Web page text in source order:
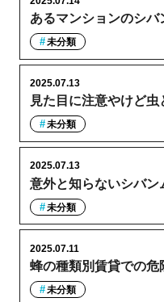
あるマンションのシバ
未分類
見た目に注意やけど虫
2025.07.13
未分類
意外と知らないシバン
2025.07.13
未分類
蜂の種類別賃貸での危
2025.07.11
未分類